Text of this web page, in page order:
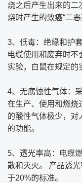
烧之后产生出来的
烧时产生的致癌“二恶
3、低毒：绝缘和护
电缆使用和废弃时不
实验，白鼠在规定的
4、无腐蚀性气体：
在生产、使用和燃烧
的酸性气体极少，对
的功能。
5、透光率高：电缆
散和灭火。 产品透
于20%的标准。